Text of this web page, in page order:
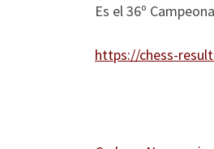
Es el 36º
https://chess-